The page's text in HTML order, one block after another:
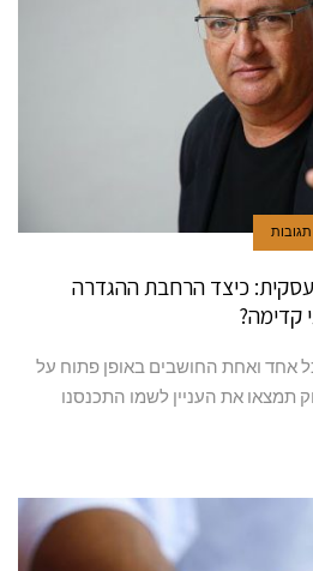
תגובות
כיצד הרחבת ההגדרה
קדימה?
אחד ואחת החושבים באופן פתוח על
תמצאו את העניין לשמו התכנסנו